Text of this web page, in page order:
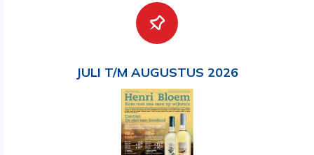
JULI T/M AUGUSTUS 2026